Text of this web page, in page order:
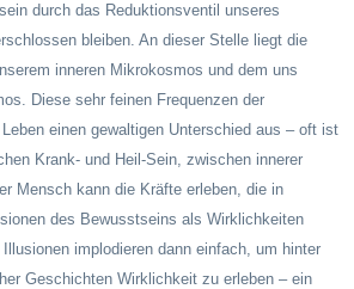
durch das Reduktionsventil unseres
bleiben. An dieser Stelle liegt die
inneren Mikrokosmos und dem uns
Diese sehr feinen Frequenzen der
einen gewaltigen Unterschied aus – oft ist
Krank- und Heil-Sein, zwischen innerer
Mensch kann die Kräfte erleben, die in
des Bewusstseins als Wirklichkeiten
implodieren dann einfach, um hinter
Geschichten Wirklichkeit zu erleben – ein